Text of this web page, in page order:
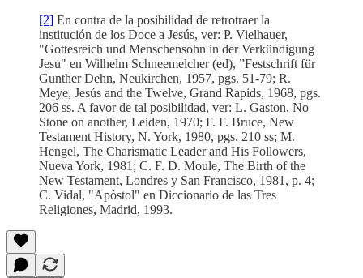
[2] En contra de la posibilidad de retrotraer la
institución de los Doce a Jesús, ver: P. Vielhauer,
"Gottesreich und Menschensohn in der Verkündigung
Jesu" en Wilhelm Schneemelcher (ed), ”Festschrift für
Gunther Dehn, Neukirchen, 1957, pgs. 51-79; R.
Meye, Jesús and the Twelve, Grand Rapids, 1968, pgs.
206 ss. A favor de tal posibilidad, ver: L. Gaston, No
Stone on another, Leiden, 1970; F. F. Bruce, New
Testament History, N. York, 1980, pgs. 210 ss; M.
Hengel, The Charismatic Leader and His Followers,
Nueva York, 1981; C. F. D. Moule, The Birth of the
New Testament, Londres y San Francisco, 1981, p. 4;
C. Vidal, "Apóstol" en Diccionario de las Tres
Religiones, Madrid, 1993.